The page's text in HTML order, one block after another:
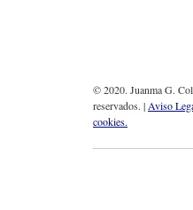
© 2020. Juanma G.
reservados. |Aviso
cookies.